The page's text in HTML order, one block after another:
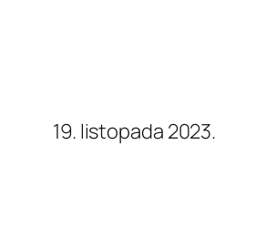
19. listopada 2023.